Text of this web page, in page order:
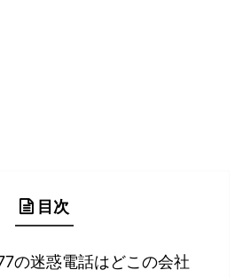
目次
の迷惑電話はどこの会社